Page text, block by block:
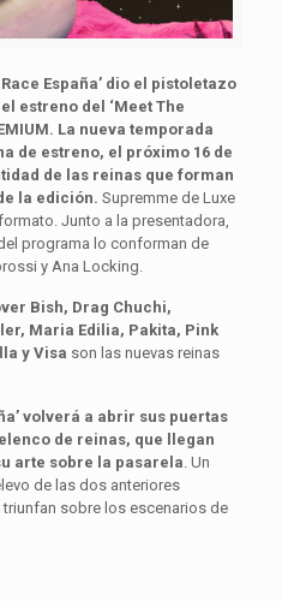
España’ dio el pistoletazo
estreno del ‘Meet The
La nueva temporada
de estreno, el próximo 16 de
de las reinas que forman
la edición. Supremme de Luxe
Junto a la presentadora,
programa lo conforman de
y Ana Locking.
Bish, Drag Chuchi,
Maria Edilia, Pakita, Pink
y Visa son las nuevas reinas
volverá a abrir sus puertas
de reinas, que llegan
arte sobre la pasarela . Un
de las dos anteriores
sobre los escenarios de